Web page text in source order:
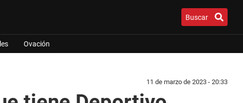
Buscar
Ovación
11 de marzo de 2023 - 20:33